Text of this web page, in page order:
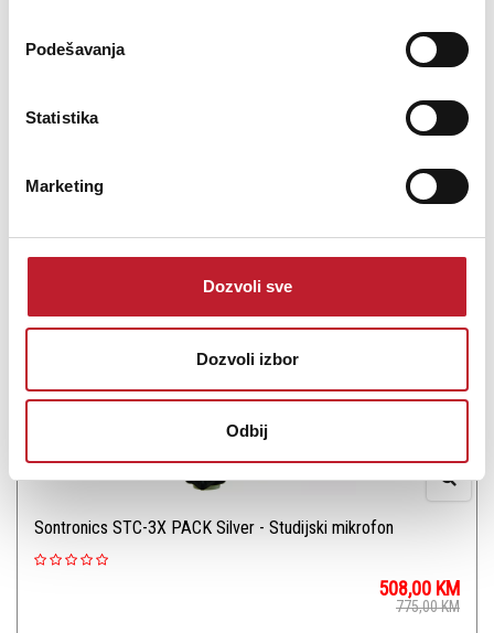
Podešavanja
Statistika
Marketing
Dozvoli sve
Dozvoli izbor
Odbij
PROVJERITE DOSTUPNOST
Sontronics STC-3X PACK Silver - Studijski mikrofon
508,00 KM
775,00KM